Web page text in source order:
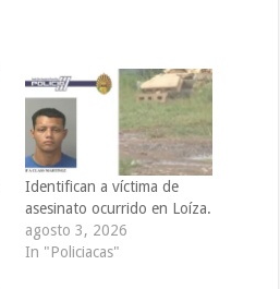
Identifican a víctima de
asesinato ocurrido en Loíza.
agosto 3, 2026
In "Policiacas"